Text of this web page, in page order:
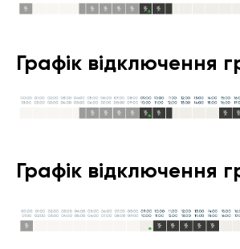
Графік відключення
Графік відключення